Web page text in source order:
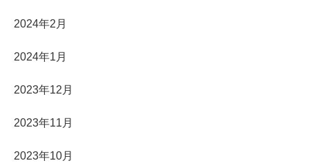
2024年2月
2024年1月
2023年12月
2023年11月
2023年10月